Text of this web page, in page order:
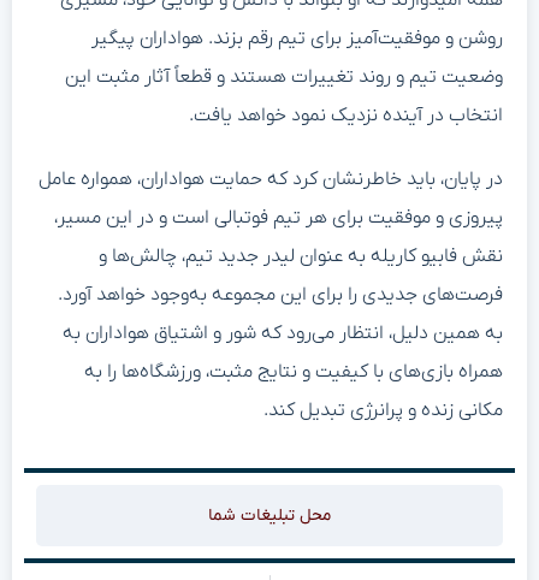
روشن و موفقیت‌آمیز برای تیم رقم بزند. هواداران پیگیر
وضعیت تیم و روند تغییرات هستند و قطعاً آثار مثبت این
انتخاب در آینده نزدیک نمود خواهد یافت.
در پایان، باید خاطرنشان کرد که حمایت هواداران، همواره عامل
پیروزی و موفقیت برای هر تیم فوتبالی است و در این مسیر،
نقش فابیو کاریله به عنوان لیدر جدید تیم، چالش‌ها و
فرصت‌های جدیدی را برای این مجموعه به‌وجود خواهد آورد.
به همین دلیل، انتظار می‌رود که شور و اشتیاق هواداران به
همراه بازی‌های با کیفیت و نتایج مثبت، ورزشگاه‌ها را به
مکانی زنده و پرانرژی تبدیل کند.
محل تبلیغات شما